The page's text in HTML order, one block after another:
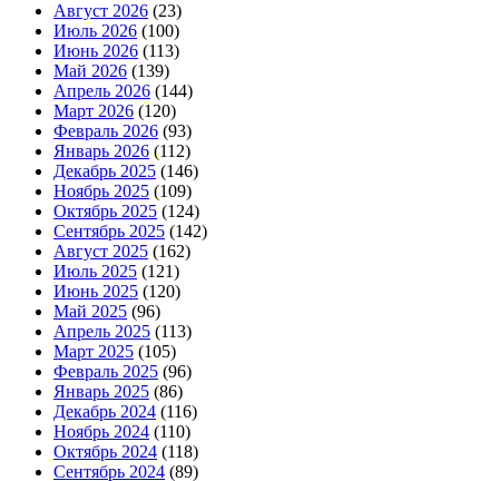
Август 2026 (23)
Июль 2026 (100)
Июнь 2026 (113)
Май 2026 (139)
Апрель 2026 (144)
Март 2026 (120)
Февраль 2026 (93)
Январь 2026 (112)
Декабрь 2025 (146)
Ноябрь 2025 (109)
Октябрь 2025 (124)
Сентябрь 2025 (142)
Август 2025 (162)
Июль 2025 (121)
Июнь 2025 (120)
Май 2025 (96)
Апрель 2025 (113)
Март 2025 (105)
Февраль 2025 (96)
Январь 2025 (86)
Декабрь 2024 (116)
Ноябрь 2024 (110)
Октябрь 2024 (118)
Сентябрь 2024 (89)